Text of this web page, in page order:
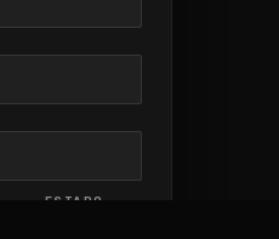
ESTADO